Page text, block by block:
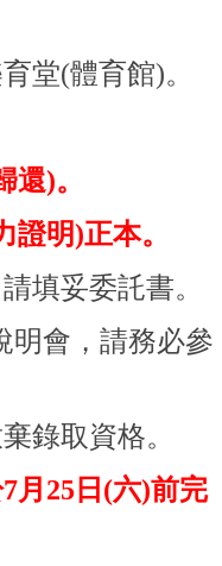
堂(體育館)。
)。
明)正本。
填妥委託書。
明會，請務必參
錄取資格。
月25日(六)前完